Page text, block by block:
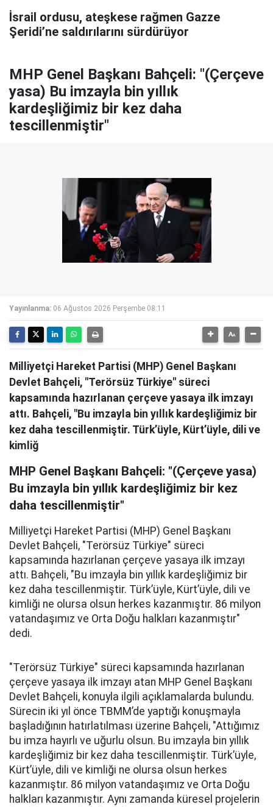
İsrail ordusu, ateşkese rağmen Gazze
Şeridi’ne saldırılarını sürdürüyor
MHP Genel Başkanı Bahçeli: "(Çerçeve
yasa) Bu imzayla bin yıllık
kardeşliğimiz bir kez daha
tescillenmiştir"
Yayınlanma: 06 Ağustos 2026 Perşembe 08:11
Milliyetçi Hareket Partisi (MHP) Genel Başkanı
Devlet Bahçeli, "Terörsüz Türkiye" süreci
kapsamında hazırlanan çerçeve yasaya ilk imzayı
attı. Bahçeli, "Bu imzayla bin yıllık kardeşliğimiz bir
kez daha tescillenmiştir. Türk’üyle, Kürt’üyle, dili ve
kimliğ
MHP Genel Başkanı Bahçeli: "(Çerçeve yasa)
Bu imzayla bin yıllık kardeşliğimiz bir kez
daha tescillenmiştir"
Milliyetçi Hareket Partisi (MHP) Genel Başkanı
Devlet Bahçeli, "Terörsüz Türkiye" süreci
kapsamında hazırlanan çerçeve yasaya ilk imzayı
attı. Bahçeli, "Bu imzayla bin yıllık kardeşliğimiz bir
kez daha tescillenmiştir. Türk’üyle, Kürt’üyle, dili ve
kimliği ne olursa olsun herkes kazanmıştır. 86 milyon
vatandaşımız ve Orta Doğu halkları kazanmıştır"
dedi.
"Terörsüz Türkiye" süreci kapsamında hazırlanan
çerçeve yasaya ilk imzayı atan MHP Genel Başkanı
Devlet Bahçeli, konuyla ilgili açıklamalarda bulundu.
Sürecin iki yıl önce TBMM’de yaptığı konuşmayla
başladığının hatırlatılması üzerine Bahçeli, "Attığımız
bu imza hayırlı ve uğurlu olsun. Bu imzayla bin yıllık
kardeşliğimiz bir kez daha tescillenmiştir. Türk’üyle,
Kürt’üyle, dili ve kimliği ne olursa olsun herkes
kazanmıştır. 86 milyon vatandaşımız ve Orta Doğu
halkları kazanmıştır. Aynı zamanda küresel projelerin